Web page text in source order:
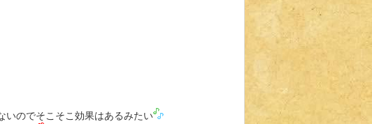
いのでそこそこ効果はあるみたい